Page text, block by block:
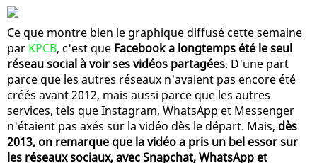
Ce que montre bien le graphique diffusé cette semaine
par KPCB, c'est que Facebook a longtemps été le seul
réseau social à voir ses vidéos partagées. D'une part
parce que les autres réseaux n'avaient pas encore été
créés avant 2012, mais aussi parce que les autres
services, tels que Instagram, WhatsApp et Messenger
n'étaient pas axés sur la vidéo dès le départ. Mais, dès
2013, on remarque que la vidéo a pris un bel essor sur
les réseaux sociaux, avec Snapchat, WhatsApp et